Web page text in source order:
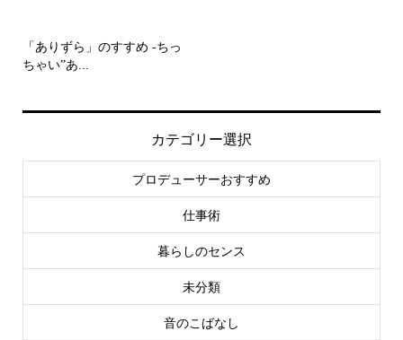
「ありずら」のすすめ -ちっ
ちゃい”あ...
カテゴリー選択
プロデューサーおすすめ
仕事術
暮らしのセンス
未分類
音のこばなし